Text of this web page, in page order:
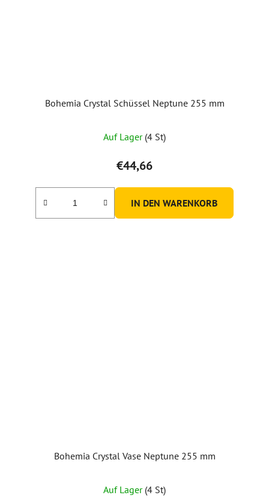
Bohemia Crystal Schüssel Neptune 255 mm
Auf Lager (4 St)
€44,66
IN DEN WARENKORB
Bohemia Crystal Vase Neptune 255 mm
Auf Lager (4 St)